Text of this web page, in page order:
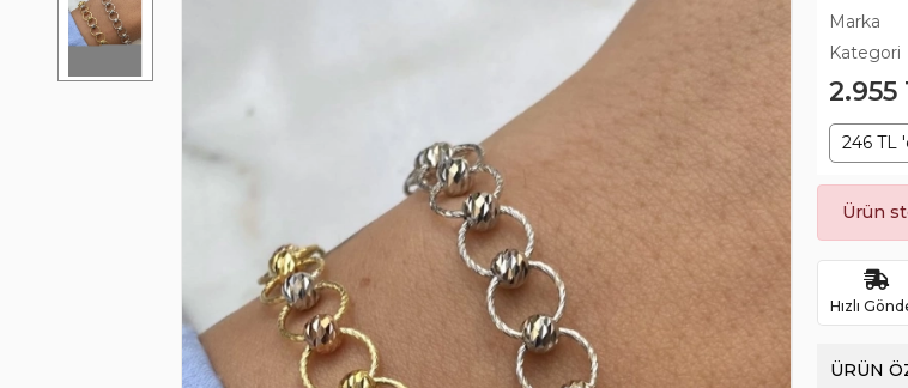
Marka
Kategori
2.955
246 TL
Ürün
Hızlı
ÜRÜN